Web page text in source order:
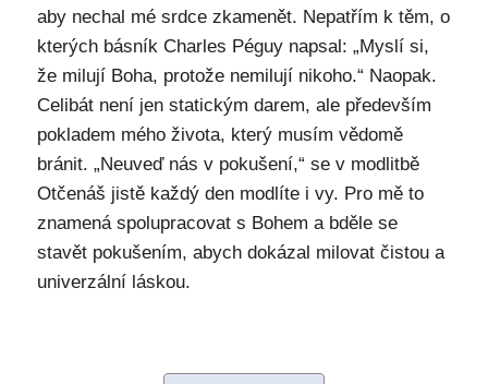
aby nechal mé srdce zkamenět. Nepatřím k těm, o
kterých básník Charles Péguy napsal: „Myslí si,
že milují Boha, protože nemilují nikoho.“ Naopak.
Celibát není jen statickým darem, ale především
pokladem mého života, který musím vědomě
bránit. „Neuveď nás v pokušení,“ se v modlitbě
Otčenáš jistě každý den modlíte i vy. Pro mě to
znamená spolupracovat s Bohem a bděle se
stavět pokušením, abych dokázal milovat čistou a
univerzální láskou.